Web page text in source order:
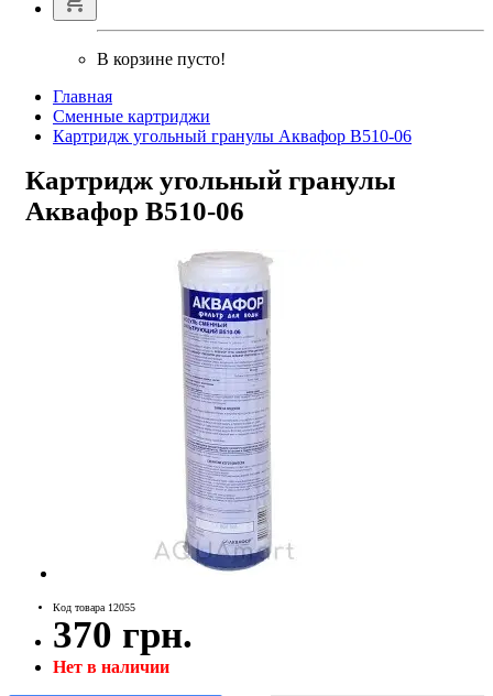
В корзине пусто!
Главная
Сменные картриджи
Картридж угольный гранулы Аквафор B510-06
Картридж угольный гранулы
Аквафор B510-06
Код товара 12055
370 грн.
Нет в наличии